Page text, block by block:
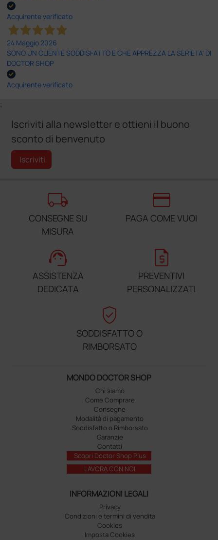
Acquirente verificato
24 Maggio 2026
SONO UN CLIENTE SODDISFATTO E CHE APPREZZA LA SERIETA' DI
DOCTOR SHOP
Acquirente verificato
;
Iscriviti alla newsletter e ottieni il buono
sconto di benvenuto
Iscriviti
local_shipping
CONSEGNE SU
MISURA
credit_card
PAGA COME VUOI
support_agent
ASSISTENZA
DEDICATA
request_quote
PREVENTIVI
PERSONALIZZATI
verified_user
SODDISFATTO O
RIMBORSATO
MONDO DOCTOR SHOP
Chi siamo
Come Comprare
Consegne
Modalità di pagamento
Soddisfatto o Rimborsato
Garanzie
Contatti
Scopri Doctor Shop Plus
LAVORA CON NOI
INFORMAZIONI LEGALI
Privacy
Condizioni e termini di vendita
Cookies
Imposta Cookies